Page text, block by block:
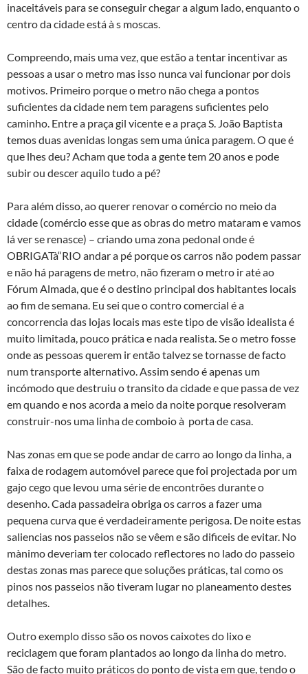
inaceitáveis para se conseguir chegar a algum lado, enquanto o
centro da cidade está à s moscas.
Compreendo, mais uma vez, que estão a tentar incentivar as
pessoas a usar o metro mas isso nunca vai funcionar por dois
motivos. Primeiro porque o metro não chega a pontos
suficientes da cidade nem tem paragens suficientes pelo
caminho. Entre a praça gil vicente e a praça S. João Baptista
temos duas avenidas longas sem uma única paragem. O que é
que lhes deu? Acham que toda a gente tem 20 anos e pode
subir ou descer aquilo tudo a pé?
Para além disso, ao querer renovar o comércio no meio da
cidade (comércio esse que as obras do metro mataram e vamos
lá ver se renasce) – criando uma zona pedonal onde é
OBRIGATà“RIO andar a pé porque os carros não podem passar
e não há paragens de metro, não fizeram o metro ir até ao
Fórum Almada, que é o destino principal dos habitantes locais
ao fim de semana. Eu sei que o contro comercial é a
concorrencia das lojas locais mas este tipo de visão idealista é
muito limitada, pouco prática e nada realista. Se o metro fosse
onde as pessoas querem ir então talvez se tornasse de facto
num transporte alternativo. Assim sendo é apenas um
incómodo que destruiu o transito da cidade e que passa de vez
em quando e nos acorda a meio da noite porque resolveram
construir-nos uma linha de comboio à porta de casa.
Nas zonas em que se pode andar de carro ao longo da linha, a
faixa de rodagem automóvel parece que foi projectada por um
gajo cego que levou uma série de encontrões durante o
desenho. Cada passadeira obriga os carros a fazer uma
pequena curva que é verdadeiramente perigosa. De noite estas
saliencias nos passeios não se vêem e são dificeis de evitar. No
mà­nimo deveriam ter colocado reflectores no lado do passeio
destas zonas mas parece que soluções práticas, tal como os
pinos nos passeios não tiveram lugar no planeamento destes
detalhes.
Outro exemplo disso são os novos caixotes do lixo e
reciclagem que foram plantados ao longo da linha do metro.
São de facto muito práticos do ponto de vista em que, tendo o